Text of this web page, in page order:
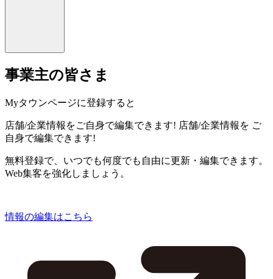
事業主の皆さま
Myタウンページに登録すると
店舗/企業情報をご自身で編集できます! 店舗/企業情報を ご
自身で編集できます!
無料登録で、いつでも何度でも自由に更新・編集できます。
Web集客を強化しましょう。
情報の編集はこちら